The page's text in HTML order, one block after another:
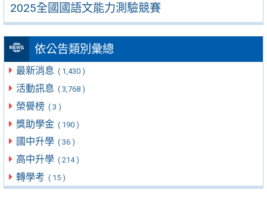
2025全國國語文能力測驗競賽
依公告類別彙總
最新消息 ( 1,430 )
活動訊息 ( 3,768 )
榮譽榜 ( 3 )
獎助學金 ( 190 )
國中升學 ( 36 )
高中升學 ( 214 )
轉學考 ( 15 )